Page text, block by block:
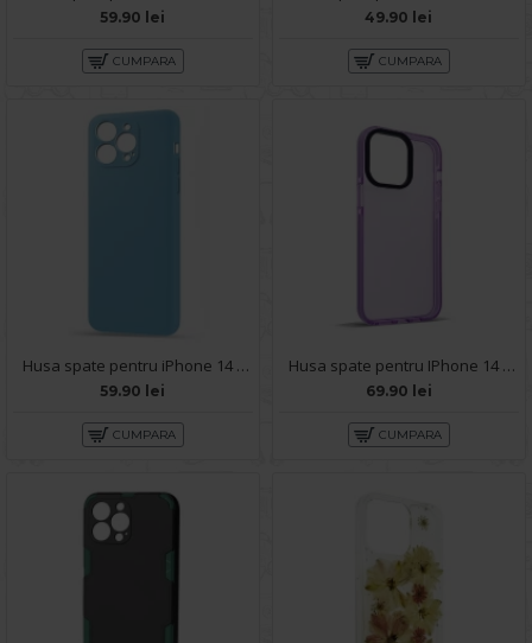
59.90 lei
CUMPARA
49.90 lei
CUMPARA
Husa spate pentru iPhone 14 Pro Max - Silicon Line Bleu Ciel
59.90 lei
CUMPARA
Husa spate pentru IPhone 14 Pro Max- KiLi case Mov
69.90 lei
CUMPARA